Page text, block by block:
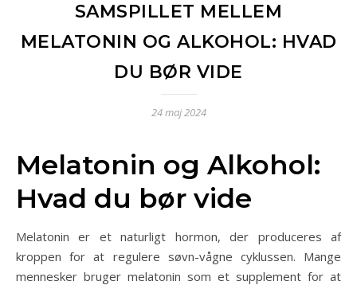
SAMSPILLET MELLEM
MELATONIN OG ALKOHOL: HVAD
DU BØR VIDE
24 maj 2024
Melatonin og Alkohol:
Hvad du bør vide
Melatonin er et naturligt hormon, der produceres af
kroppen for at regulere søvn-vågne cyklussen. Mange
mennesker bruger melatonin som et supplement for at